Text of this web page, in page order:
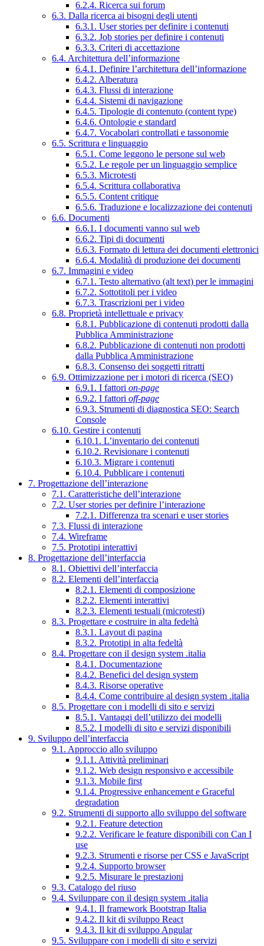
6.2.4. Ricerca sui forum
6.3. Dalla ricerca ai bisogni degli utenti
6.3.1. User stories per definire i contenuti
6.3.2. Job stories per definire i contenuti
6.3.3. Criteri di accettazione
6.4. Architettura dell’informazione
6.4.1. Definire l’architettura dell’informazione
6.4.2. Alberatura
6.4.3. Flussi di interazione
6.4.4. Sistemi di navigazione
6.4.5. Tipologie di contenuto (content type)
6.4.6. Ontologie e standard
6.4.7. Vocabolari controllati e tassonomie
6.5. Scrittura e linguaggio
6.5.1. Come leggono le persone sul web
6.5.2. Le regole per un linguaggio semplice
6.5.3. Microtesti
6.5.4. Scrittura collaborativa
6.5.5. Content critique
6.5.6. Traduzione e localizzazione dei contenuti
6.6. Documenti
6.6.1. I documenti vanno sul web
6.6.2. Tipi di documenti
6.6.3. Formato di lettura dei documenti elettronici
6.6.4. Modalità di produzione dei documenti
6.7. Immagini e video
6.7.1. Testo alternativo (alt text) per le immagini
6.7.2. Sottotitoli per i video
6.7.3. Trascrizioni per i video
6.8. Proprietà intellettuale e privacy
6.8.1. Pubblicazione di contenuti prodotti dalla
Pubblica Amministrazione
6.8.2. Pubblicazione di contenuti non prodotti
dalla Pubblica Amministrazione
6.8.3. Consenso dei soggetti ritratti
6.9. Ottimizzazione per i motori di ricerca (SEO)
6.9.1. I fattori on-page
6.9.2. I fattori off-page
6.9.3. Strumenti di diagnostica SEO: Search
Console
6.10. Gestire i contenuti
6.10.1. L’inventario dei contenuti
6.10.2. Revisionare i contenuti
6.10.3. Migrare i contenuti
6.10.4. Pubblicare i contenuti
7. Progettazione dell’interazione
7.1. Caratteristiche dell’interazione
7.2. User stories per definire l’interazione
7.2.1. Differenza tra scenari e user stories
7.3. Flussi di interazione
7.4. Wireframe
7.5. Prototipi interattivi
8. Progettazione dell’interfaccia
8.1. Obiettivi dell’interfaccia
8.2. Elementi dell’interfaccia
8.2.1. Elementi di composizione
8.2.2. Elementi interattivi
8.2.3. Elementi testuali (microtesti)
8.3. Progettare e costruire in alta fedeltà
8.3.1. Layout di pagina
8.3.2. Prototipi in alta fedeltà
8.4. Progettare con il design system .italia
8.4.1. Documentazione
8.4.2. Benefici del design system
8.4.3. Risorse operative
8.4.4. Come contribuire al design system .italia
8.5. Progettare con i modelli di sito e servizi
8.5.1. Vantaggi dell’utilizzo dei modelli
8.5.2. I modelli di sito e servizi disponibili
9. Sviluppo dell’interfaccia
9.1. Approccio allo sviluppo
9.1.1. Attività preliminari
9.1.2. Web design responsivo e accessibile
9.1.3. Mobile first
9.1.4. Progressive enhancement e Graceful
degradation
9.2. Strumenti di supporto allo sviluppo del software
9.2.1. Feature detection
9.2.2. Verificare le feature disponibili con Can I
use
9.2.3. Strumenti e risorse per CSS e JavaScript
9.2.4. Supporto browser
9.2.5. Misurare le prestazioni
9.3. Catalogo del riuso
9.4. Sviluppare con il design system .italia
9.4.1. Il framework Bootstrap Italia
9.4.2. Il kit di sviluppo React
9.4.3. Il kit di sviluppo Angular
9.5. Sviluppare con i modelli di sito e servizi